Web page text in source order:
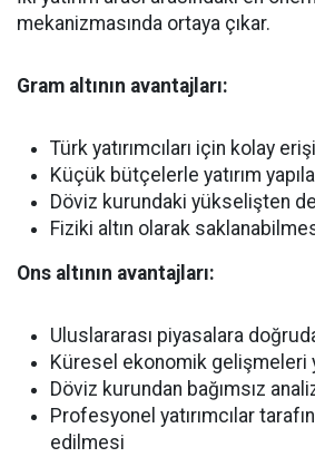
mekanizmasında ortaya çıkar.
Gram altının avantajları:
Türk yatırımcıları için kolay
Küçük bütçelerle yatırım
Döviz kurundaki yükselişten
Fiziki altın olarak
Ons altının avantajları:
Uluslararası piyasalara
Küresel ekonomik gelişmeleri
Döviz kurundan bağımsız
Profesyonel yatırımcılar
edilmesi